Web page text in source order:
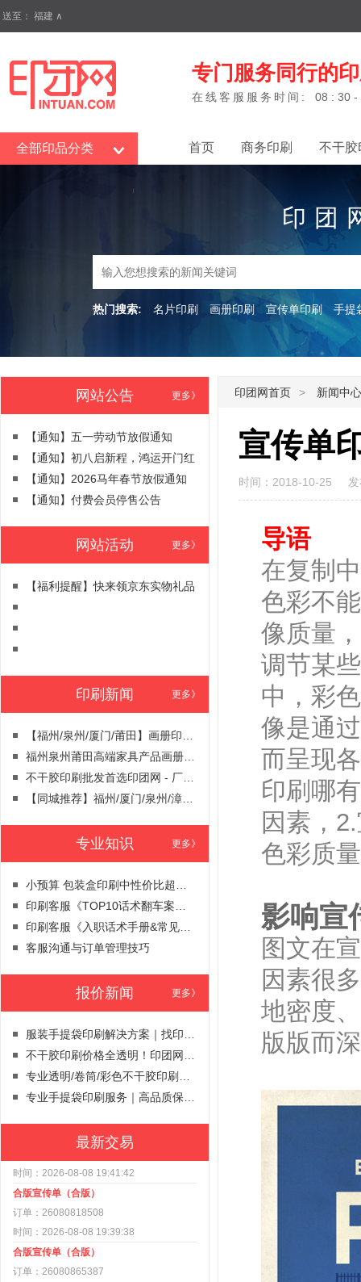
送至： 福建 ∧
专门服务同行的
在线客服服务时间: 08 : 30 -
全部印品分类 首页 商务印刷 不干胶
印团
热门搜索: 名片印刷 画册印刷 宣传单印刷 手提
网站公告 更多》
【通知】五一劳动节放假通知
【通知】初八启新程，鸿运开门红
【通知】2026马年春节放假通知
【通知】付费会员停售公告
网站活动 更多》
【福利提醒】快来领京东实物礼品
印刷新闻 更多》
专业知识 更多》
客服沟通与订单管理技巧
报价新闻 更多》
最新交易
合版宣传单（合版）
订单：26080818508
时间：2026-08-08 19:39:38
合版宣传单（合版）
订单：26080865387
时间：2026-08-08 19:38:40
印团网首页 > 新闻中
宣传单
时间：2018-10-25
导语
在复制
色彩不
像质量
调节某
中，彩
像是通
而呈现
印刷哪
因素，
色彩质
影响宣
图文在
因素很
地密度
版版而